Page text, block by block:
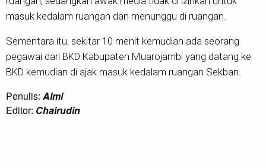
masuk kedalam ruangan dan menunggu di ruangan.
Sementara itu, sekitar 10 menit kemudian ada seorang
pegawai dari BKD Kabupaten Muarojambi yang datang ke
BKD kemudian di ajak masuk kedalam ruangan Sekban.
Penulis: Almi
Editor: Chairudin